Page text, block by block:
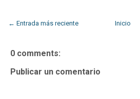
← Entrada más reciente Inicio
0 comments:
Publicar un comentario